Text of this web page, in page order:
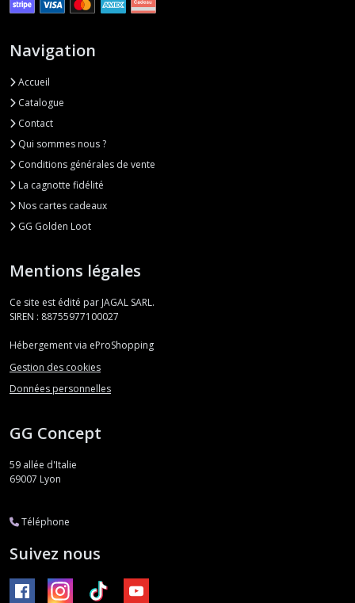
Navigation
Accueil
Catalogue
Contact
Qui sommes nous ?
Conditions générales de vente
La cagnotte fidélité
Nos cartes cadeaux
GG Golden Loot
Mentions légales
Ce site est édité par JAGAL SARL.
SIREN : 88755977100027
Hébergement via eProShopping
Gestion des cookies
Données personnelles
GG Concept
59 allée d'Italie
69007 Lyon
Téléphone
Suivez nous